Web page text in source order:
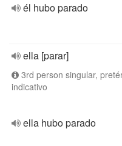
él hubo parado
ella [parar]
3rd person singular,
indicativo
ella hubo parado